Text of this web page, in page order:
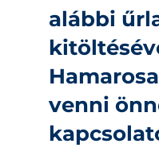
alábbi
venni